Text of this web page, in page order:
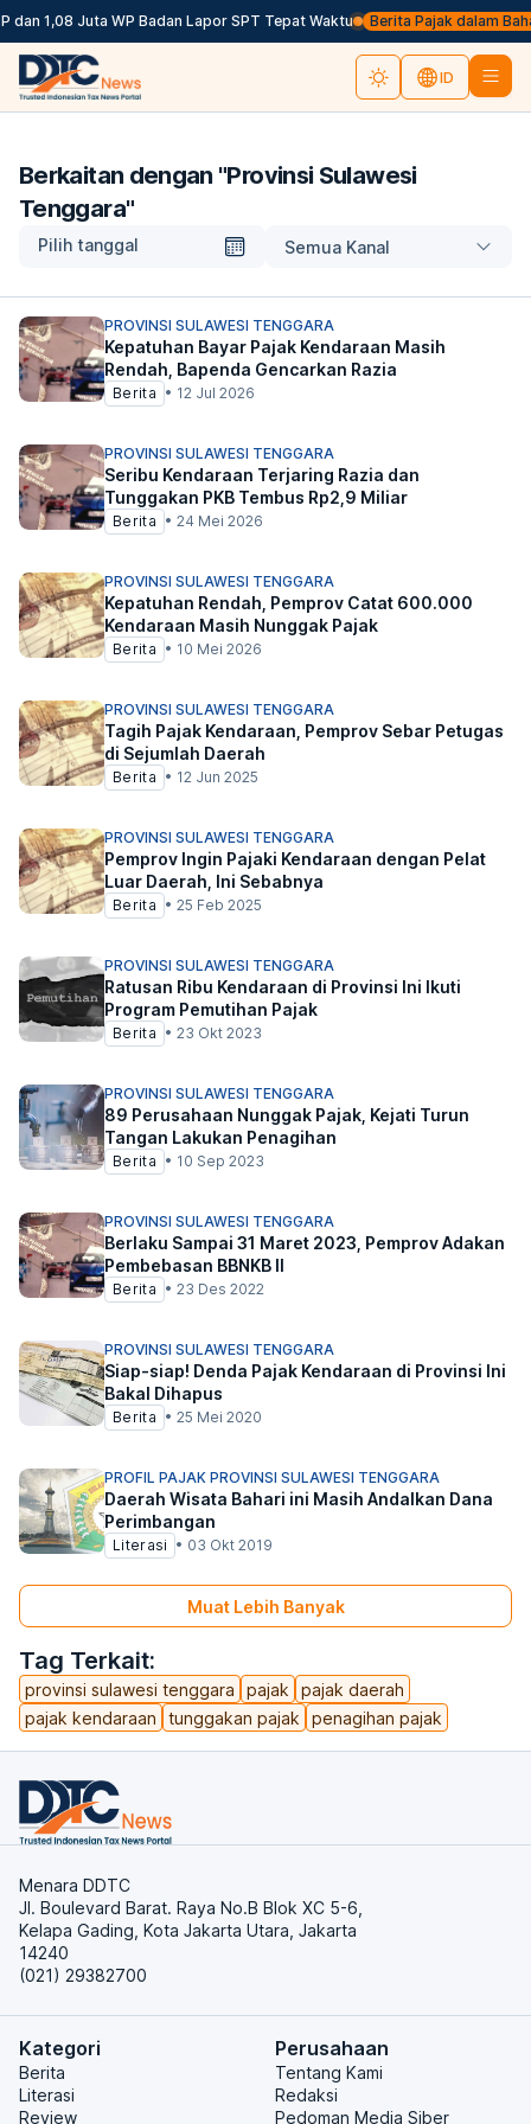
dan 1,08 Juta WP Badan Lapor SPT Tepat Waktu Berita Pajak dalam
ID
Berkaitan dengan "Provinsi Sulawesi
Tenggara"
Pilih tanggal Semua Kanal
Tag Terkait:
provinsi sulawesi tenggara pajak
pajak daerah
pajak kendaraan
tunggakan pajak penagihan pajak
PROVINSI SULAWESI TENGGARA
Kepatuhan Bayar Pajak Kendaraan Masih
Rendah, Bapenda Gencarkan Razia
Berita • 12 Jul 2026
PROVINSI SULAWESI TENGGARA
Seribu Kendaraan Terjaring Razia dan
Tunggakan PKB Tembus Rp2,9 Miliar
Berita • 24 Mei 2026
PROVINSI SULAWESI TENGGARA
Kepatuhan Rendah, Pemprov Catat 600.000
Kendaraan Masih Nunggak Pajak
Berita • 10 Mei 2026
PROVINSI SULAWESI TENGGARA
Tagih Pajak Kendaraan, Pemprov Sebar Petugas
di Sejumlah Daerah
Berita • 12 Jun 2025
PROVINSI SULAWESI TENGGARA
Pemprov Ingin Pajaki Kendaraan dengan Pelat
Luar Daerah, Ini Sebabnya
Berita • 25 Feb 2025
PROVINSI SULAWESI TENGGARA
Ratusan Ribu Kendaraan di Provinsi Ini Ikuti
Program Pemutihan Pajak
Berita • 23 Okt 2023
PROVINSI SULAWESI TENGGARA
89 Perusahaan Nunggak Pajak, Kejati Turun
Tangan Lakukan Penagihan
Berita • 10 Sep 2023
PROVINSI SULAWESI TENGGARA
Berlaku Sampai 31 Maret 2023, Pemprov Adakan
Pembebasan BBNKB II
Berita • 23 Des 2022
PROVINSI SULAWESI TENGGARA
Siap-siap! Denda Pajak Kendaraan di Provinsi Ini
Bakal Dihapus
Berita • 25 Mei 2020
PROFIL PAJAK PROVINSI SULAWESI TENGGARA
Daerah Wisata Bahari ini Masih Andalkan Dana
Perimbangan
Literasi • 03 Okt 2019
Muat Lebih Banyak
Menara DDTC
Jl. Boulevard Barat. Raya No.B Blok XC 5-6,
Kelapa Gading, Kota Jakarta Utara, Jakarta
14240
(021) 29382700
Kategori
Berita
Literasi
Review
Perusahaan
Tentang Kami
Redaksi
Pedoman Media Siber